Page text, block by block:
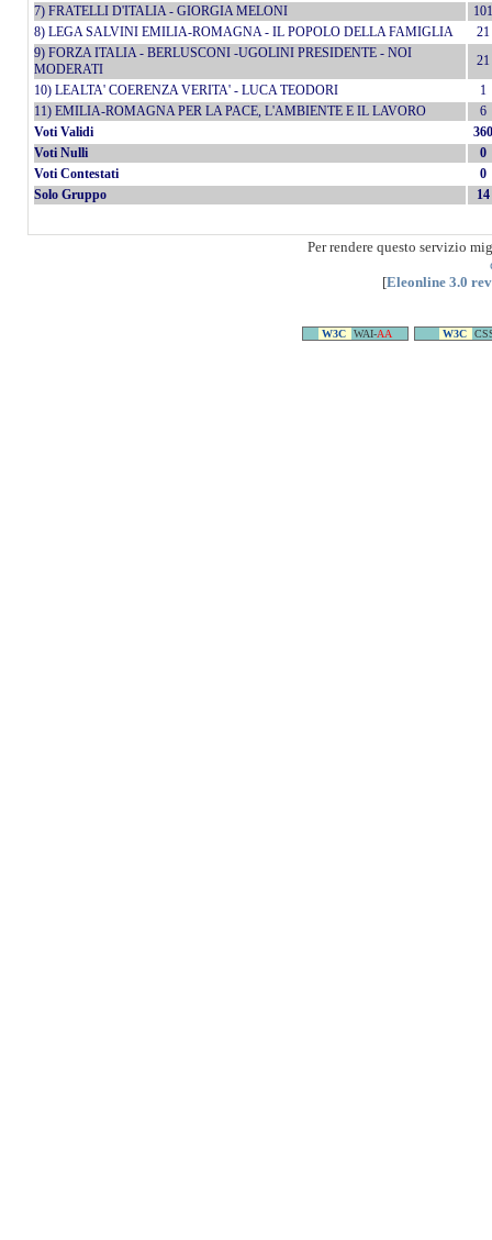
7) FRATELLI D'ITALIA - GIORGIA MELONI
8) LEGA SALVINI EMILIA-ROMAGNA - IL POPOLO DELLA FAMIGLIA
21
9) FORZA ITALIA - BERLUSCONI -UGOLINI PRESIDENTE - NOI
MODERATI
21
10) LEALTA' COERENZA VERITA' - LUCA TEODORI
1
11) EMILIA-ROMAGNA PER LA PACE, L'AMBIENTE E IL LAVORO
6
Voti Validi
Voti Nulli
0
Voti Contestati
0
Solo Gruppo
14
Per rendere questo servizio
[Eleonline 3.0
W3C WAI-AA W3C